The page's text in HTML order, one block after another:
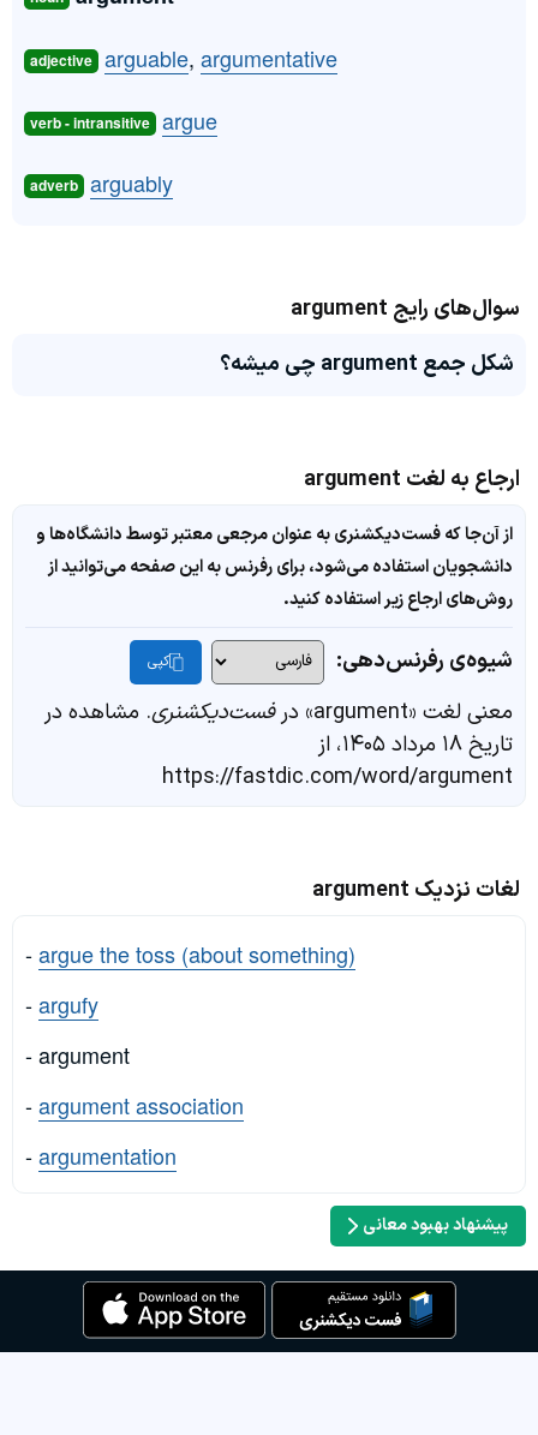
adjective arguable, argumentative
verb - intransitive argue
adverb arguably
سوال‌های رایج argument
شکل جمع argument چی میشه؟
ارجاع به لغت argument
از آن‌جا که فست‌دیکشنری به عنوان مرجعی معتبر توسط دانشگاه‌ها و
دانشجویان استفاده می‌شود، برای رفرنس به این صفحه می‌توانید از
روش‌های ارجاع زیر استفاده کنید.
شیوه‌ی رفرنس‌دهی: کپی
معنی لغت «argument» در فست‌دیکشنری. مشاهده در
تاریخ ۱۸ مرداد ۱۴۰۵، از
https://fastdic.com/word/argument
لغات نزدیک argument
-argue the toss (about something)
-argufy
- argument
-argument association
-argumentation
پیشنهاد بهبود معانی